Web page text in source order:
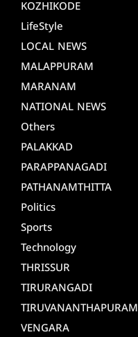
KOZHIKODE
LifeStyle
LOCAL NEWS
MALAPPURAM
MARANAM
NATIONAL NEWS
Others
PALAKKAD
PARAPPANAGADI
PATHANAMTHITTA
Politics
Sports
Technology
THRISSUR
TIRURANGADI
TIRUVANANTHAPURAM
VENGARA